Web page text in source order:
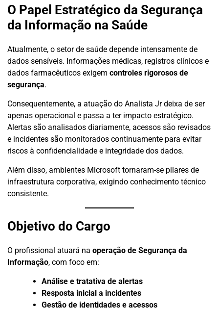
O Papel Estratégico da Segurança
da Informação na Saúde
Atualmente, o setor de saúde depende intensamente de
dados sensíveis. Informações médicas, registros clínicos e
dados farmacêuticos exigem controles rigorosos de
segurança.
Consequentemente, a atuação do Analista Jr deixa de ser
apenas operacional e passa a ter impacto estratégico.
Alertas são analisados diariamente, acessos são revisados
e incidentes são monitorados continuamente para evitar
riscos à confidencialidade e integridade dos dados.
Além disso, ambientes Microsoft tornaram-se pilares de
infraestrutura corporativa, exigindo conhecimento técnico
consistente.
Objetivo do Cargo
O profissional atuará na operação de Segurança da
Informação, com foco em:
Análise e tratativa de alertas
Resposta inicial a incidentes
Gestão de identidades e acessos